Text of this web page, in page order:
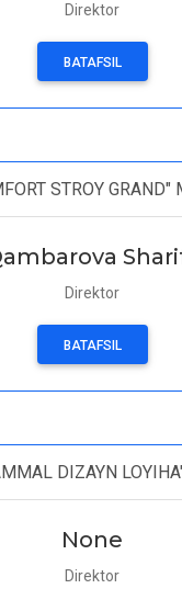
Direktor
BATAFSIL
STROY GRAND"
Direktor
BATAFSIL
DIZAYN
None
Direktor